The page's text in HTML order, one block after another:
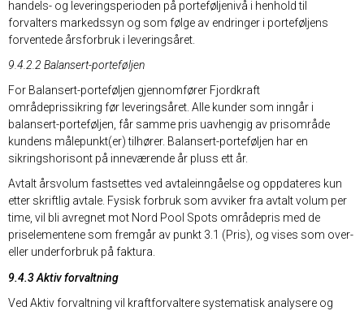
handels- og leveringsperioden på porteføljenivå i henhold til
forvalters markedssyn og som følge av endringer i porteføljens
forventede årsforbruk i leveringsåret.
9.4.2.2 Balansert-porteføljen
For Balansert-porteføljen gjennomfører Fjordkraft
områdeprissikring før leveringsåret. Alle kunder som inngår i
balansert-porteføljen, får samme pris uavhengig av prisområde
kundens målepunkt(er) tilhører. Balansert-porteføljen har en
sikringshorisont på inneværende år pluss ett år.
Avtalt årsvolum fastsettes ved avtaleinngåelse og oppdateres kun
etter skriftlig avtale. Fysisk forbruk som avviker fra avtalt volum per
time, vil bli avregnet mot Nord Pool Spots områdepris med de
priselementene som fremgår av punkt 3.1 (Pris), og vises som over-
eller underforbruk på faktura.
9.4.3 Aktiv forvaltning
Ved Aktiv forvaltning vil kraftforvaltere systematisk analysere og